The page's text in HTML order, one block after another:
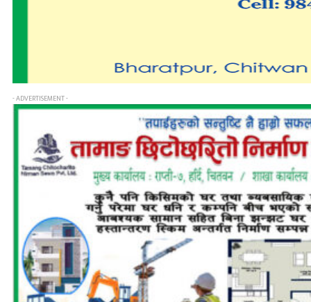
- ADVERTISEMENT -